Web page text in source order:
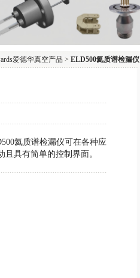
爱德华真空产品> ELD500氦质谱检漏仪
氦质谱检漏仪可在各种应
具有简单的控制界面。